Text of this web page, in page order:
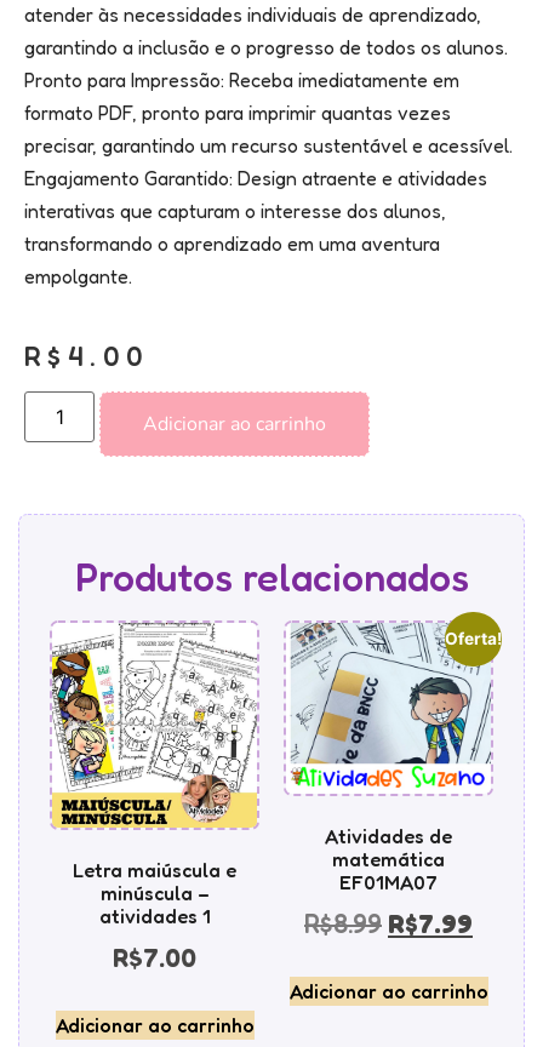
atender às necessidades individuais de aprendizado,
garantindo a inclusão e o progresso de todos os alunos.
Pronto para Impressão: Receba imediatamente em
formato PDF, pronto para imprimir quantas vezes
precisar, garantindo um recurso sustentável e acessível.
Engajamento Garantido: Design atraente e atividades
interativas que capturam o interesse dos alunos,
transformando o aprendizado em uma aventura
empolgante.
R$ 4.00
Adicionar ao carrinho
Produtos relacionados
Letra maiúscula e
minúscula –
atividades 1
R$7.00
Adicionar ao carrinho
Oferta!
Atividades de
matemática
EF01MA07
R$8.99 R$7.99
Adicionar ao carrinho